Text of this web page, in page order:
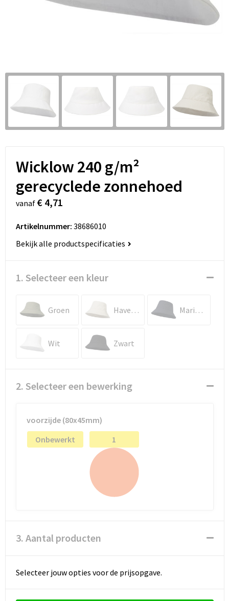
Wicklow 240 g/m²
gerecyclede zonnehoed
vanaf € 4,71
Artikelnummer: 38686010
Bekijk alle productspecificaties
1. Selecteer een kleur
Groen Havermout Marineblauw
Wit Zwart
2. Selecteer een bewerking
voorzijde (80x45mm)
Onbewerkt
1
3. Aantal producten
Selecteer jouw opties voor de prijsopgave.